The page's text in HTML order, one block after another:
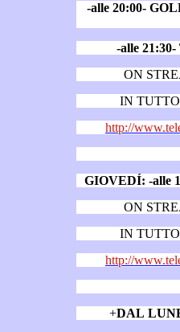
-alle 20:00-
-alle
ON
IN
http://
GIOVEDÍ:
ON
IN
http://
+DAL